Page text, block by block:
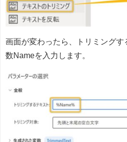
画面が変わったら、トリミング
数Nameを入力します。